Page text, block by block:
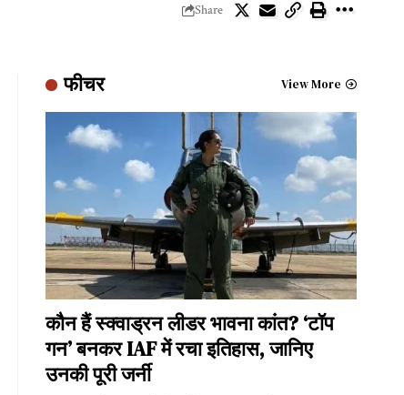
Share
फीचर View More
कौन हैं स्क्वाड्रन लीडर भावना कांत? ‘टॉप
गन’ बनकर IAF में रचा इतिहास, जानिए
उनकी पूरी जर्नी